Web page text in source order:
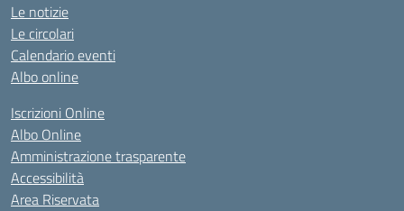
Le notizie
Le circolari
Calendario eventi
Albo online
Iscrizioni Online
Albo Online
Amministrazione trasparente
Accessibilità
Area Riservata